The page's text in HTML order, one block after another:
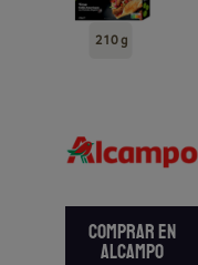
210 g
COMPRAR EN
ALCAMPO